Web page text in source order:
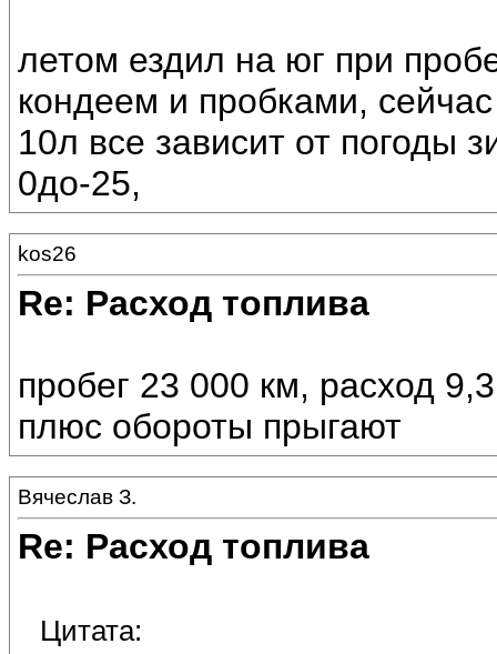
летом ездил на юг при
кондеем и пробками,
10л все зависит от погоды
0до-25,
kos26
Re: Расход топлива
пробег 23 000 км, расход
плюс обороты прыгают
Вячеслав З.
Re: Расход топлива
Цитата: